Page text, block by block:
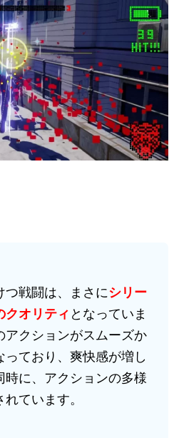
つ戦闘は、まさにシリー
クオリティ となっていま
アクションがスムーズか
っており、爽快感が増し
時に、アクションの多様
ています。